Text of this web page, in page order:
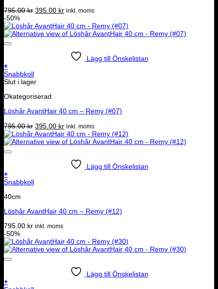
795.00kr Det
priset
var:
395.00 krDet
priset
är:
inkl. moms
-50%
Lägg till Önskelistan
+
Snabbkoll
Slut i lager
Okategoriserad
Löshår AvantHair 40 cm – Remy (#07)
795.00kr Det
ursprungliga
priset
395.00 krDet
nuvarande
priset
inkl. moms
Lägg till Önskelistan
+
Snabbkoll
40cm
Löshår AvantHair 40 cm – Remy (#12)
795.00 kr inkl. moms
-50%
Lägg till Önskelistan
+